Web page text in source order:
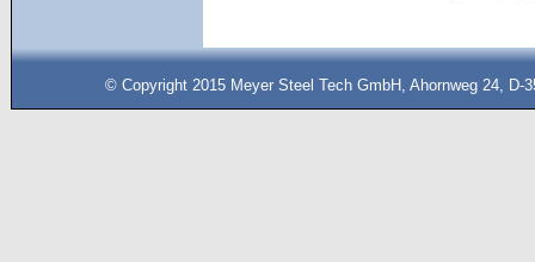
© Copyright 2015 Meyer Steel Tech GmbH, Ahornweg 24, D-